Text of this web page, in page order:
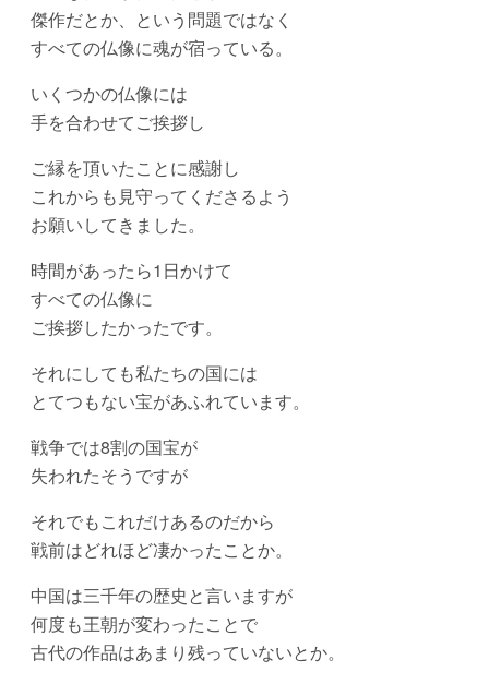
傑作だとか、という問題ではなく
すべての仏像に魂が宿っている。
いくつかの仏像には
手を合わせてご挨拶し
ご縁を頂いたことに感謝し
これからも見守ってくださるよう
お願いしてきました。
時間があったら1日かけて
すべての仏像に
ご挨拶したかったです。
それにしても私たちの国には
とてつもない宝があふれています。
戦争では8割の国宝が
失われたそうですが
それでもこれだけあるのだから
戦前はどれほど凄かったことか。
中国は三千年の歴史と言いますが
何度も王朝が変わったことで
古代の作品はあまり残っていないとか。